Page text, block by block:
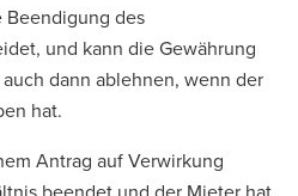
Beendigung des
und kann die Gewährung
dann ablehnen, wenn der
hat.
Antrag auf Verwirkung